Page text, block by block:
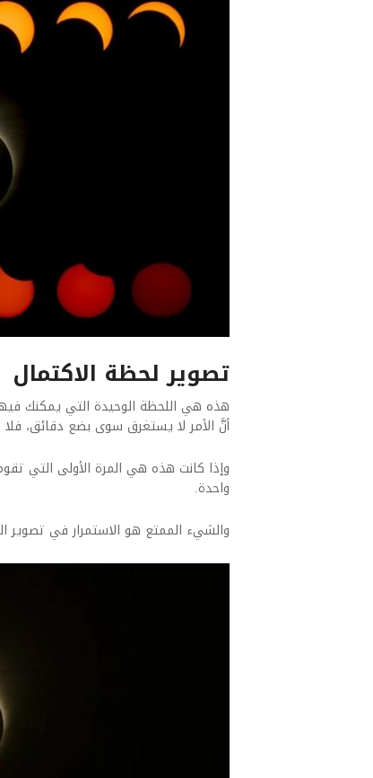
تصوير لحظة الاكتمال
هذه هي اللحظة الوحيدة التي يمكنك
أنَّ الأمر لا يستغرق سوى بضع دقائق، فلا
وإذا كانت هذه هي المرة الأولى التي
واحدة.
والشيء الممتع هو الاستمرار في